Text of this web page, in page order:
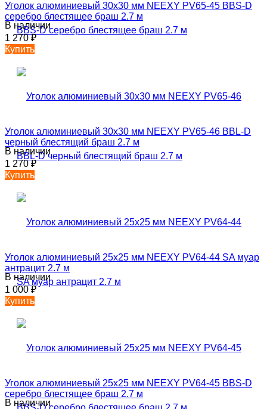
Уголок алюминиевый 30х30 мм NEEXY PV65-45 BBS-D
серебро блестящее браш 2.7 м
В наличии
1 270₽
Купить
Уголок алюминиевый 30х30 мм NEEXY PV65-46 BBL-D
черный блестящий браш 2.7 м
В наличии
1 270₽
Купить
Уголок алюминиевый 25х25 мм NEEXY PV64-44 SA муар
антрацит 2.7 м
В наличии
1 000₽
Купить
Уголок алюминиевый 25х25 мм NEEXY PV64-45 BBS-D
серебро блестящее браш 2.7 м
В наличии